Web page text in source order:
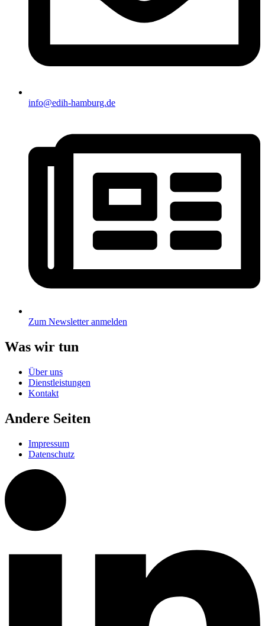
info@edih-hamburg.de
Zum Newsletter anmelden
Was wir tun
Über uns
Dienstleistungen
Kontakt
Andere Seiten
Impressum
Datenschutz